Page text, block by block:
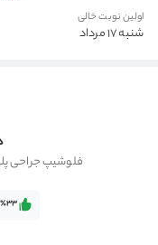
اولین نوبت خالی
شنبه 17 مرداد
فلوشیپ جراحی
٪33‌‌‌